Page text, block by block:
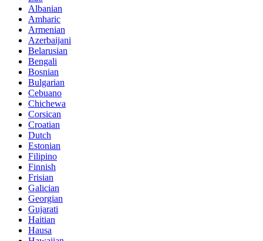
Albanian
Amharic
Armenian
Azerbaijani
Belarusian
Bengali
Bosnian
Bulgarian
Cebuano
Chichewa
Corsican
Croatian
Dutch
Estonian
Filipino
Finnish
Frisian
Galician
Georgian
Gujarati
Haitian
Hausa